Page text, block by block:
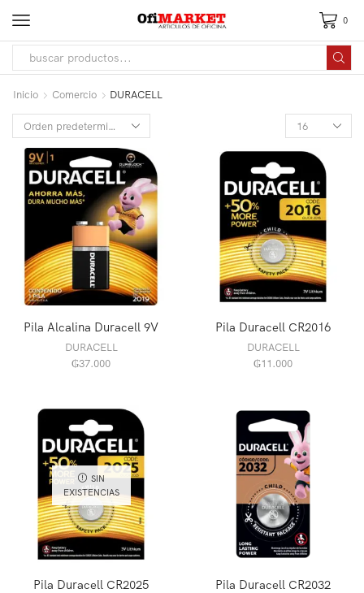
0
Inicio Comercio DURACELL
Pila Alcalina Duracell 9V
DURACELL
₲37.000
Pila Duracell CR2016
DURACELL
₲11.000
SIN
EXISTENCIAS
Pila Duracell CR2025 Pila Duracell CR2032